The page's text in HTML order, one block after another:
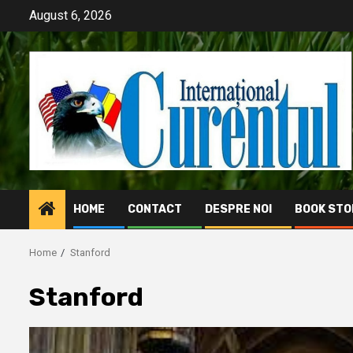
content
August 6, 2026
HOME CONTACT DESPRE NOI BOOK
Home Stanford
Stanford